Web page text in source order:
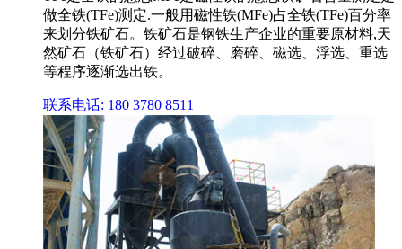
做全铁(TFe)测定.一般用磁性铁(MFe)占全铁(TFe)百分率
来划分铁矿石。铁矿石是钢铁生产企业的重要原材料,天
然矿石（铁矿石）经过破碎、磨碎、磁选、浮选、重选
等程序逐渐选出铁。
联系电话: 180 3780 8511